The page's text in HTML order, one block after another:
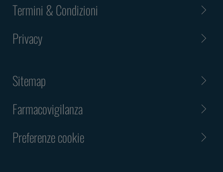
Termini & Condizioni
Privacy
Sitemap
Farmacovigilanza
Preferenze cookie